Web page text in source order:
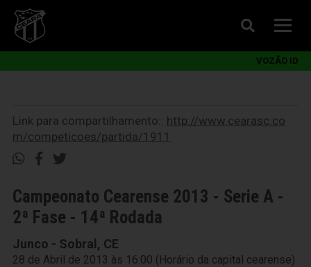
VOZÃO ID
Link para compartilhamento:: http://www.cearasc.co
m/competicoes/partida/1911
Campeonato Cearense 2013 - Serie A -
2ª Fase - 14ª Rodada
Junco - Sobral, CE
28 de Abril de 2013 às 16:00 (Horário da capital cearense)